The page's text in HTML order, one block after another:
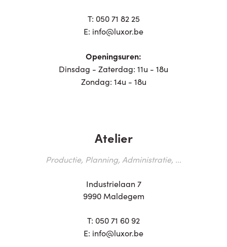
T: 050 71 82 25
E: info@luxor.be
Openingsuren:
Dinsdag - Zaterdag: 11u - 18u
Zondag: 14u - 18u
Atelier
Productie, Planning, Administratie, ...
Industrielaan 7
9990 Maldegem
T: 050 71 60 92
E: info@luxor.be